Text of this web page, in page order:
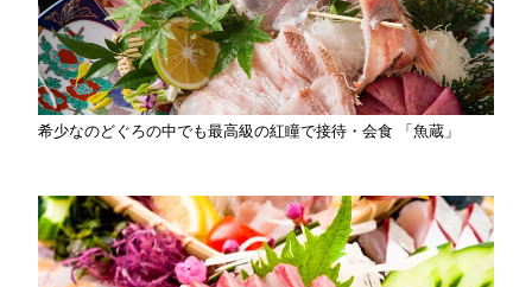
希少なのどぐろの中でも最高級の紅瞳で接待・会食 「魚蔵」